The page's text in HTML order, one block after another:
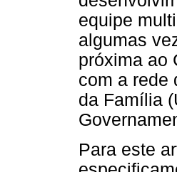
equipe
algumas
próxima ao
com a rede
da Família
Para este